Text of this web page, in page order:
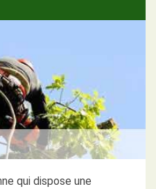
qui dispose une